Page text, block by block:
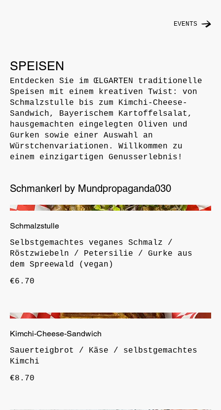
EVENTS
SPEISEN
Entdecken Sie im ŒLGARTEN traditionelle
Speisen mit einem kreativen Twist: von
Schmalzstulle bis zum Kimchi-Cheese-
Sandwich, Bayerischem Kartoffelsalat,
hausgemachten eingelegten Oliven und
Gurken sowie einer Auswahl an
Würstchenvariationen. Willkommen zu
einem einzigartigen Genusserlebnis!
Schmankerl by Mundpropaganda030
Schmalzstulle
Selbstgemachtes veganes Schmalz /
Röstzwiebeln / Petersilie / Gurke aus
dem Spreewald (vegan)
€6.70
Kimchi-Cheese-Sandwich
Sauerteigbrot / Käse / selbstgemachtes
Kimchi
€8.70